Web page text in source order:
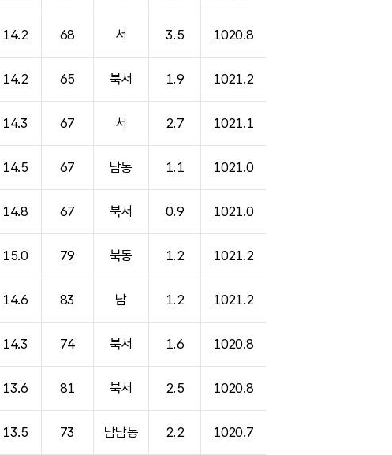
14.2 68 서 3.5 1020.8
14.2 65 북서 1.9 1021.2
14.3 67 서 2.7 1021.1
14.5 67 남동 1.1 1021.0
14.8 67 북서 0.9 1021.0
15.0 79 북동 1.2 1021.2
14.6 83 남 1.2 1021.2
14.3 74 북서 1.6 1020.8
13.6 81 북서 2.5 1020.8
13.5 73 남남동 2.2 1020.7